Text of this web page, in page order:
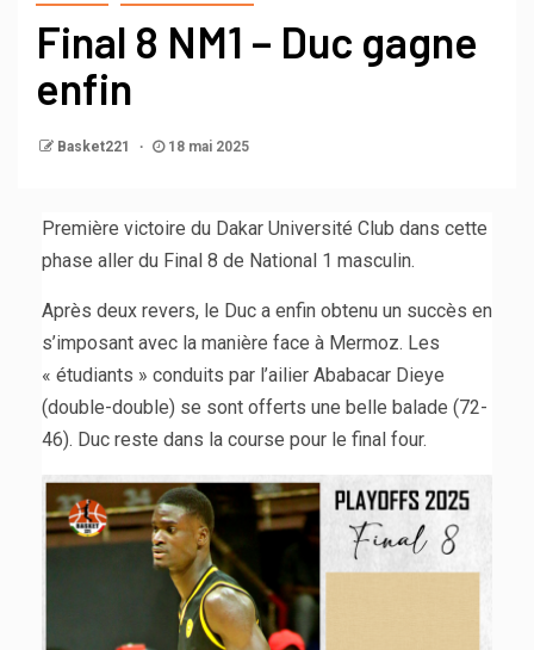
Final 8 NM1 – Duc gagne
enfin
Basket221 18 mai 2025
Première victoire du Dakar Université Club dans cette
phase aller du Final 8 de National 1 masculin.
Après deux revers, le Duc a enfin obtenu un succès en
s’imposant avec la manière face à Mermoz. Les
« étudiants » conduits par l’ailier Ababacar Dieye
(double-double) se sont offerts une belle balade (72-
46). Duc reste dans la course pour le final four.